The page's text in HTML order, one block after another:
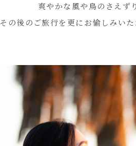
爽やかな風や鳥のさえず
その後のご旅行を更にお愉しみい